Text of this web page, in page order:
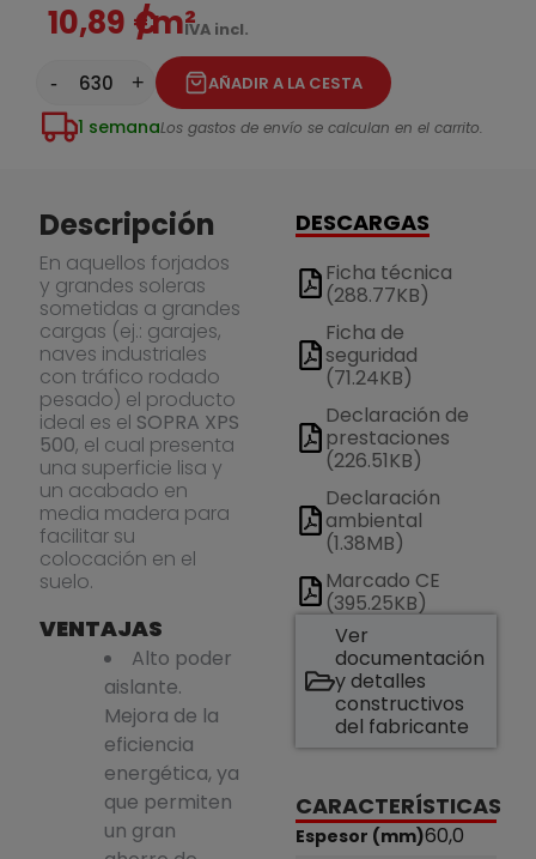
10,89 €/m²IVA incl.
- + AÑADIR A LA CESTA
1 semanaLos gastos de envío se calculan en el carrito.
Descripción
En aquellos forjados
y grandes soleras
sometidas a grandes
cargas (ej.: garajes,
naves industriales
con tráfico rodado
pesado) el producto
ideal es el SOPRA XPS
500, el cual presenta
una superficie lisa y
un acabado en
media madera para
facilitar su
colocación en el
suelo.
VENTAJAS
Alto poder
aislante.
Mejora de la
eficiencia
energética, ya
que permiten
un gran
DESCARGAS
Ficha técnica
(288.77KB)
Ficha de
seguridad
(71.24KB)
Declaración de
prestaciones
(226.51KB)
Declaración
ambiental
(1.38MB)
Marcado CE
(395.25KB)
Ver
documentación
y detalles
constructivos
del fabricante
CARACTERÍSTICAS
Espesor (mm)60,0